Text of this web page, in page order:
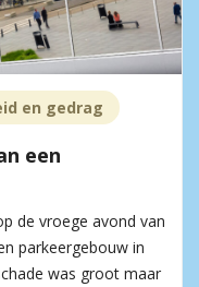
en gedrag
een
de vroege avond van
parkeergebouw in
was groot maar